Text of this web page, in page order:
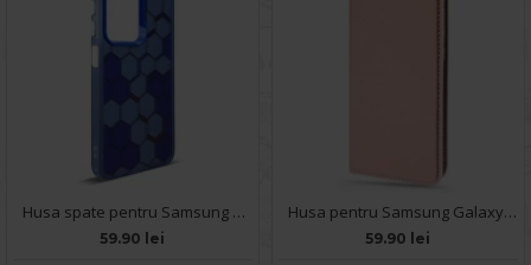
Husa spate pentru Samsung Galaxy A14- Bozo case Albastru
59.90 lei
Husa pentru Samsung Galaxy A14 - Carte X-Power Rose
59.90 lei